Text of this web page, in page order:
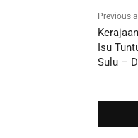
Previous
Isu
Sulu –